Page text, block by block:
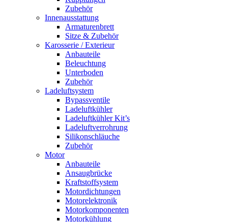
Zubehör
Innenausstattung
Armaturenbrett
Sitze & Zubehör
Karosserie / Exterieur
Anbauteile
Beleuchtung
Unterboden
Zubehör
Ladeluftsystem
Bypassventile
Ladeluftkühler
Ladeluftkühler Kit’s
Ladeluftverrohrung
Silikonschläuche
Zubehör
Motor
Anbauteile
Ansaugbrücke
Kraftstoffsystem
Motordichtungen
Motorelektronik
Motorkomponenten
Motorkühlung